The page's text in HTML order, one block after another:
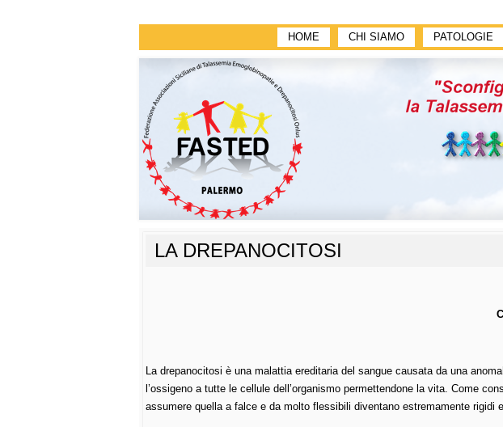
HOME CHI SIAMO PATOLOGIE
LA DREPANOCITOSI
La drepanocitosi è una malattia ereditaria del sangue causata da una
l’ossigeno a tutte le cellule dell’organismo permettendone la vita. Come
assumere quella a falce e da molto flessibili diventano estremamente rigidi